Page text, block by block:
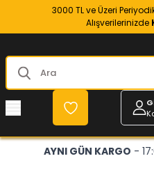
3000 TL ve Üzeri
Alışverilerinizde
AYNI GÜN KARGO -